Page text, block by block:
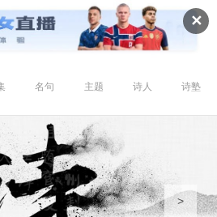
✕
名句 主题 诗人 诗塾
>